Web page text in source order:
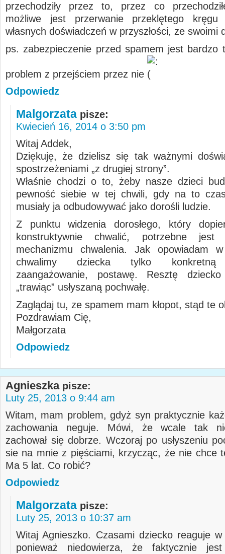
przechodziły przez to, przez co
możliwe jest przerwanie przeklętego kręgu
własnych doświadczeń w przyszłości, ze swoimi
ps. zabezpieczenie przed spamem jest bardzo
problem z przejściem przez nie
Odpowiedz
Malgorzata pisze:
Kwiecień 16, 2014 o 3:50 pm
Witaj Addek,
Dziękuję, że dzielisz się tak ważnymi
spostrzeżeniami „z drugiej strony”.
Właśnie chodzi o to, żeby nasze dzieci
pewność siebie w tej chwili, gdy na to
musiały ja odbudowywać jako dorośli ludzie.
Z punktu widzenia dorosłego, który
konstruktywnie chwalić, potrzebne jest
mechanizmu chwalenia. Jak opowiadam
chwalimy dziecka tylko konkretną
zaangażowanie, postawę. Resztę
„trawiąc” usłyszaną pochwałę.
Zaglądaj tu, ze spamem mam kłopot, stąd te
Pozdrawiam Cię,
Małgorzata
Odpowiedz
Agnieszka pisze:
Luty 25, 2013 o 9:44 am
Witam, mam problem, gdyż syn praktycznie
zachowania neguje. Mówi, że wcale tak
zachował się dobrze. Wczoraj po usłyszeniu
sie na mnie z pięściami, krzycząc, że nie chce
Ma 5 lat. Co robić?
Odpowiedz
Malgorzata pisze:
Luty 25, 2013 o 10:37 am
Witaj Agnieszko. Czasami dziecko reaguje
ponieważ niedowierza, że faktycznie